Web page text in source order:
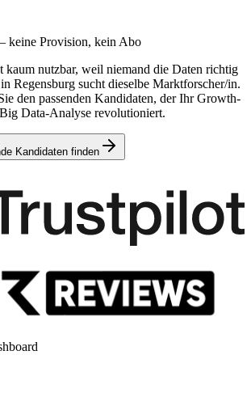
keine Provision, kein Abo
nutzbar, weil niemand die Daten richtig
Regensburg sucht dieselbe Marktforscher/in.
den passenden Kandidaten, der Ihr Growth-
Data-Analyse revolutioniert.
Kandidaten finden